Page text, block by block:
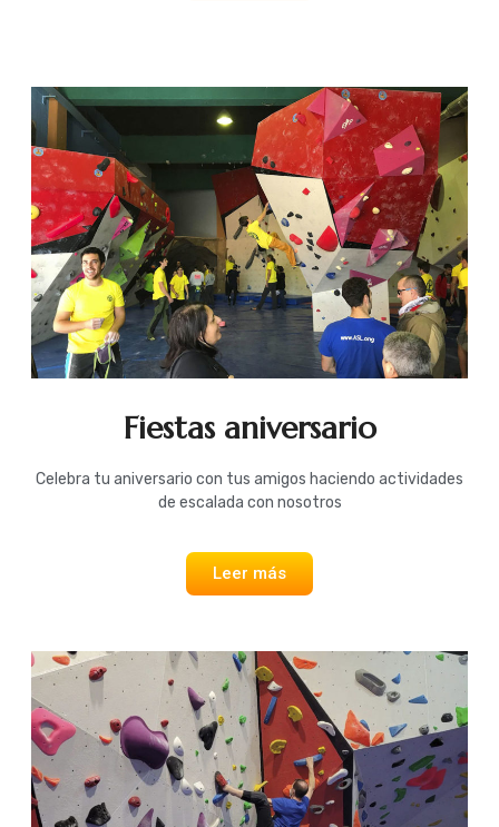
Fiestas aniversario
Celebra tu aniversario con tus amigos haciendo actividades
de escalada con nosotros
Leer más